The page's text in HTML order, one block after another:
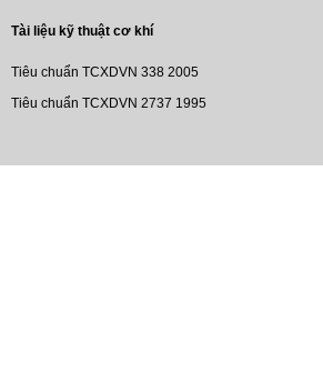
Tài liệu kỹ thuật cơ khí
Tiêu chuẩn TCXDVN 338 2005
Tiêu chuẩn TCXDVN 2737 1995